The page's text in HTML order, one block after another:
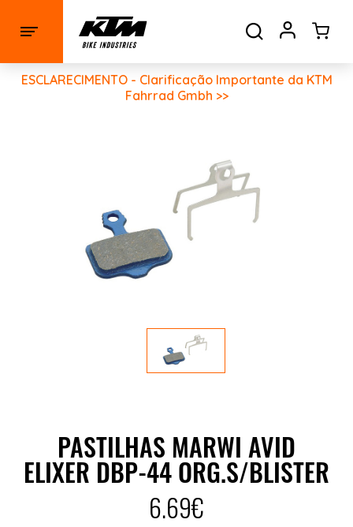
ESCLARECIMENTO - Clarificação Importante da KTM
Fahrrad Gmbh >>
PASTILHAS MARWI AVID
ELIXER DBP-44 ORG.S/BLISTER
6.69€